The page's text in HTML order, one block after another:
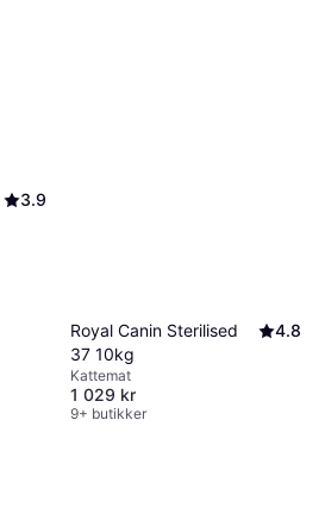
3.9
Royal Canin Sterilised
37 10kg
4.8
Kattemat
1 029 kr
9+ butikker